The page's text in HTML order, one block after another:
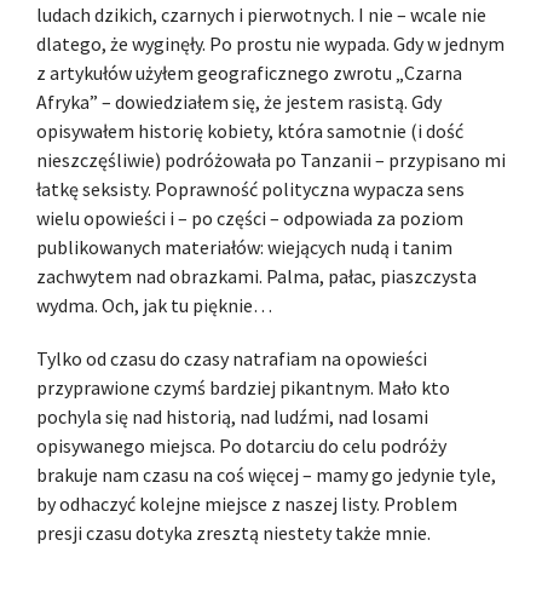
ludach dzikich, czarnych i pierwotnych. I nie – wcale nie
dlatego, że wyginęły. Po prostu nie wypada. Gdy w jednym
z artykułów użyłem geograficznego zwrotu „Czarna
Afryka” – dowiedziałem się, że jestem rasistą. Gdy
opisywałem historię kobiety, która samotnie (i dość
nieszczęśliwie) podróżowała po Tanzanii – przypisano mi
łatkę seksisty. Poprawność polityczna wypacza sens
wielu opowieści i – po części – odpowiada za poziom
publikowanych materiałów: wiejących nudą i tanim
zachwytem nad obrazkami. Palma, pałac, piaszczysta
wydma. Och, jak tu pięknie…
Tylko od czasu do czasy natrafiam na opowieści
przyprawione czymś bardziej pikantnym. Mało kto
pochyla się nad historią, nad ludźmi, nad losami
opisywanego miejsca. Po dotarciu do celu podróży
brakuje nam czasu na coś więcej – mamy go jedynie tyle,
by odhaczyć kolejne miejsce z naszej listy. Problem
presji czasu dotyka zresztą niestety także mnie.